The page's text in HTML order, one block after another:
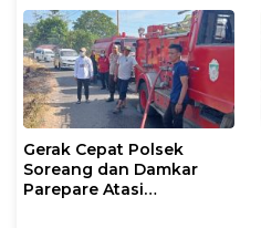
Gerak Cepat Polsek
Soreang dan Damkar
Parepare Atasi